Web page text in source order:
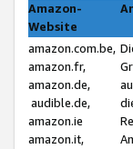
Amazon-
Website
amazon.com.be,
amazon.fr,
amazon.de,
audible.de,
amazon.ie
amazon.it,